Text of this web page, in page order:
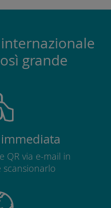
grande
QR via e-mail in